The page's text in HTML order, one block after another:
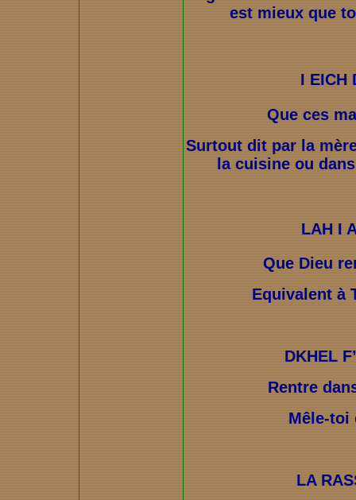
est mieux que
I EICH
Que ces
Surtout dit par la
la cuisine ou
LAH I
Que Dieu
Equivalent à
DKHEL
Rentre
Mêle-toi
LA